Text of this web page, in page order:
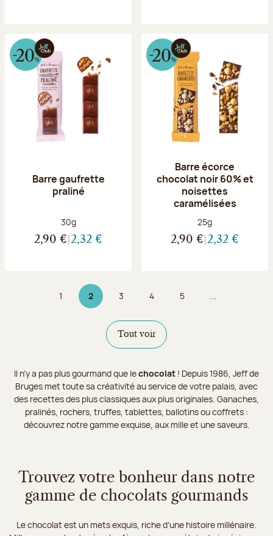
Barre gaufrette
praliné
Poids net :
30g
2,90 € 2,32 €
Barre écorce
chocolat noir 60% et
noisettes
caramélisées
Poids net :
25g
2,90 € 2,32 €
Page
1 2Page 2 sur 9
Page
3 Page
4 Page
5 ...
Tout voir
Il n’y a pas plus gourmand que lechocolat ! Depuis 1986, Jeff de
Bruges met toute sa créativité au service de votre palais, avec
des recettes des plus classiques aux plus originales. Ganaches,
pralinés, rochers, truffes, tablettes, ballotins ou coffrets :
découvrez notre gamme exquise, aux mille et une saveurs.
Trouvez votre bonheur dans notre
gamme de chocolats gourmands
Le chocolat est un mets exquis, riche d’une histoire millénaire.